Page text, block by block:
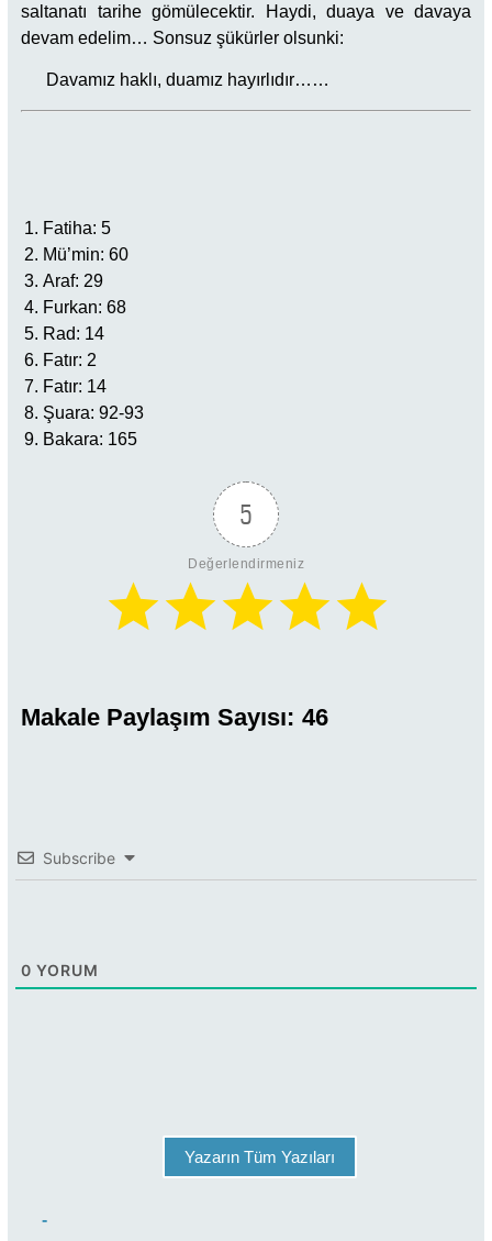
saltanatı tarihe gömülecektir. Haydi, duaya ve davaya
devam edelim… Sonsuz şükürler olsunki:
Davamız haklı, duamız hayırlıdır……
Fatiha: 5
Mü’min: 60
Araf: 29
Furkan: 68
Rad: 14
Fatır: 2
Fatır: 14
Şuara: 92-93
Bakara: 165
5
Değerlendirmeniz
Makale Paylaşım Sayısı: 46
Subscribe
0 YORUM
Yazarın Tüm Yazıları
-